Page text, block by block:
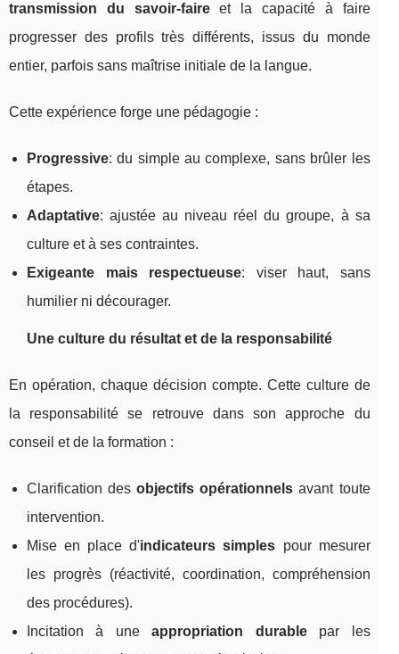
transmission du savoir-faireet la capacité à faire
progresser des profils très différents, issus du monde
entier, parfois sans maîtrise initiale de la langue.
Cette expérience forge une pédagogie :
Progressive: du simple au complexe, sans brûler les
étapes.
Adaptative: ajustée au niveau réel du groupe, à sa
culture et à ses contraintes.
Exigeante mais respectueuse: viser haut, sans
humilier ni décourager.
Une culture du résultat et de la responsabilité
En opération, chaque décision compte. Cette culture de
la responsabilité se retrouve dans son approche du
conseil et de la formation :
Clarification desobjectifs opérationnels avant toute
intervention.
Mise en place d'indicateurs simples pour mesurer
les progrès (réactivité, coordination, compréhension
des procédures).
Incitation à uneappropriation durablepar les